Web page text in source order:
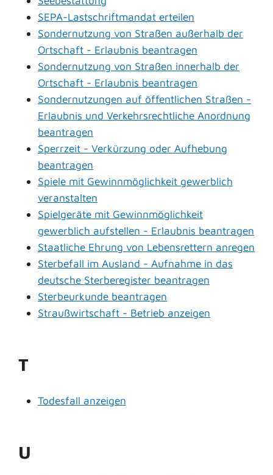
SEPA-Lastschriftmandat erteilen
Sondernutzung von Straßen außerhalb der
Ortschaft - Erlaubnis beantragen
Sondernutzung von Straßen innerhalb der
Ortschaft - Erlaubnis beantragen
Sondernutzungen auf öffentlichen Straßen -
Erlaubnis und Verkehrsrechtliche Anordnung
beantragen
Sperrzeit - Verkürzung oder Aufhebung
beantragen
Spiele mit Gewinnmöglichkeit gewerblich
veranstalten
Spielgeräte mit Gewinnmöglichkeit
gewerblich aufstellen - Erlaubnis beantragen
Staatliche Ehrung von Lebensrettern anregen
Sterbefall im Ausland - Aufnahme in das
deutsche Sterberegister beantragen
Sterbeurkunde beantragen
Straußwirtschaft - Betrieb anzeigen
T
Todesfall anzeigen
U